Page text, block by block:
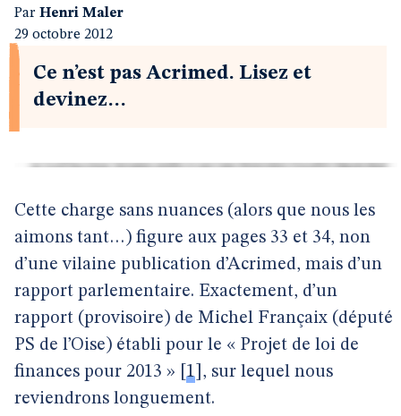
Par Henri Maler
29 octobre 2012
Ce n’est pas Acrimed. Lisez et
devinez…
Cette charge sans nuances (alors que nous les
aimons tant…) figure aux pages 33 et 34, non
d’une vilaine publication d’Acrimed, mais d’un
rapport parlementaire. Exactement, d’un
rapport (provisoire) de Michel Françaix (député
PS de l’Oise) établi pour le « Projet de loi de
finances pour 2013 »
1 , sur lequel nous
reviendrons longuement.